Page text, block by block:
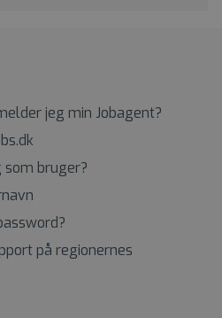
jeg min Jobagent?
som bruger?
på regionernes